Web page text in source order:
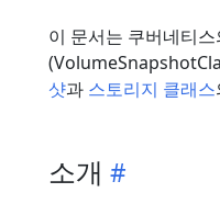
이 문서는 쿠버네티
샷과 스토리지 클래스
소개